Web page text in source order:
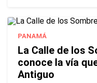
PANAMÁ
La Calle de los
conoce la vía
Antiguo